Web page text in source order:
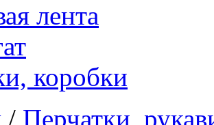
лента
коробки
/ Перчатки,